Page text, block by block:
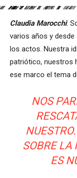
Claudia Marocchi:
varios años y
los actos. Nuestra
patriótico, nuestros
ese marco el tema
NOS
SOBRE LA
ES